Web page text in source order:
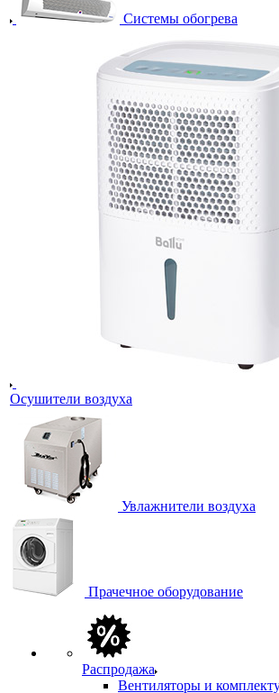
Системы обогрева
Осушители воздуха
Увлажнители воздуха
Прачечное оборудование
Распродажа
Вентиляторы и